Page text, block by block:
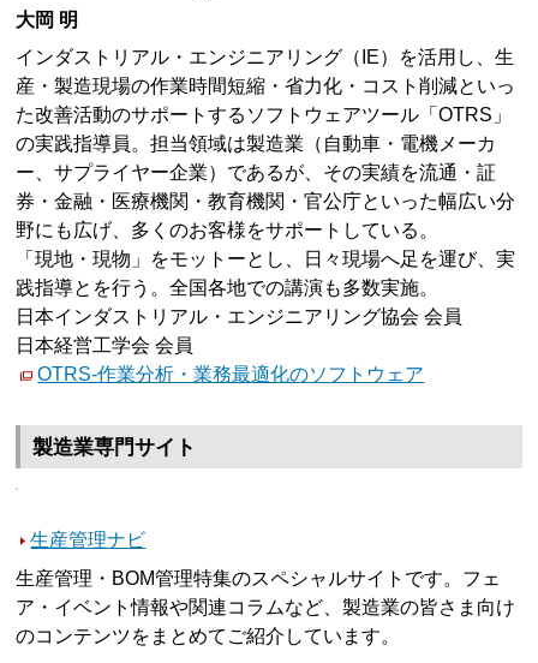
大岡 明
インダストリアル・エンジニアリング（IE）を活用し、生
産・製造現場の作業時間短縮・省力化・コスト削減といっ
た改善活動のサポートするソフトウェアツール「OTRS」
の実践指導員。担当領域は製造業（自動車・電機メーカ
ー、サプライヤー企業）であるが、その実績を流通・証
券・金融・医療機関・教育機関・官公庁といった幅広い分
野にも広げ、多くのお客様をサポートしている。
「現地・現物」をモットーとし、日々現場へ足を運び、実
践指導とを行う。全国各地での講演も多数実施。
日本インダストリアル・エンジニアリング協会 会員
日本経営工学会 会員
OTRS-作業分析・業務最適化のソフトウェア
製造業専門サイト
生産管理ナビ
生産管理・BOM管理特集のスペシャルサイトです。フェ
ア・イベント情報や関連コラムなど、製造業の皆さま向け
のコンテンツをまとめてご紹介しています。